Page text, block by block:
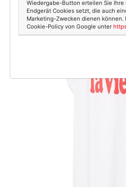
Wiedergabe-Button erteilen Sie
Endgerät Cookies setzt, die auch
Marketing-Zwecken dienen
Cookie-Policy von Google unter